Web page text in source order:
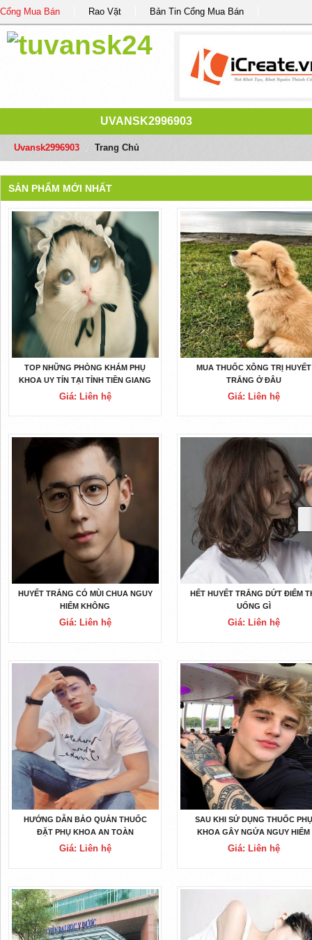
Cổng Mua Bán Rao Vặt Bản Tin Cổng Mua Bán
UVANSK2996903
Uvansk2996903 Trang Chủ
SẢN PHẨM MỚI NHẤT
TOP NHỮNG PHÒNG KHÁM PHỤ
KHOA UY TÍN TẠI TỈNH TIỀN GIANG
Giá: Liên hệ
MUA THUỐC XÔNG TRỊ HUYẾT
TRẮNG Ở ĐÂU
Giá: Liên hệ
HUYẾT TRẮNG CÓ MÙI CHUA NGUY
HIỂM KHÔNG
Giá: Liên hệ
HẾT HUYẾT TRẮNG DỨT ĐIỂM
UỐNG GÌ
Giá: Liên hệ
HƯỚNG DẪN BẢO QUẢN THUỐC
ĐẶT PHỤ KHOA AN TOÀN
Giá: Liên hệ
SAU KHI SỬ DỤNG THUỐC PHỤ
KHOA GÂY NGỨA NGUY HIỂM
KHÔNG
Giá: Liên hệ